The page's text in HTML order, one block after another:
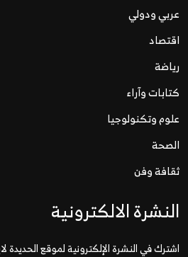
عربي ودولي
اقتصاد
رياضة
كتابات وآراء
علوم وتكنولوجيا
الصحة
ثقافة وفن
النشرة الالكترونية
اشترك في النشرة الإلكترونية لموقع